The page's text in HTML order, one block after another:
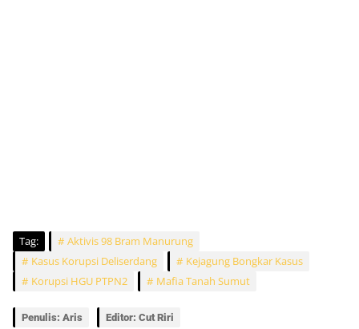
Tag:
Aktivis 98 Bram Manurung
Kasus Korupsi Deliserdang
Kejagung Bongkar Kasus
Korupsi HGU PTPN2
Mafia Tanah Sumut
Penulis: Aris Editor: Cut Riri